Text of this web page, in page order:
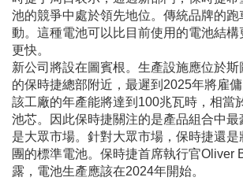
池的競爭中處於領先地位。傳統品牌的跑
動。這種電池可以比目前使用的電池結
更快。
新公司將設在圖賓根。生產設施應位於斯
的保時捷總部附近，最遲到2025年將雇傭
該工廠的年產能將達到100兆瓦時，相當
池芯。因此保時捷關注的是產品組合中最
是大眾市場。針對大眾市場，保時捷還
團的標準電池。保時捷首席執行官Oliver
露，電池生產應該在2024年開始。